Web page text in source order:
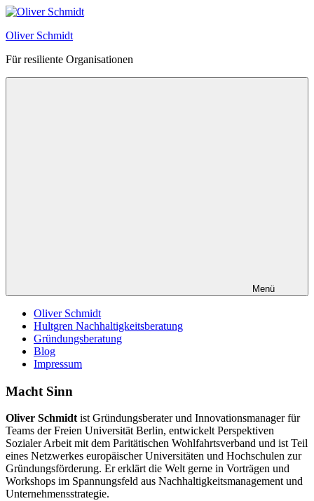
Zum
springen
Oliver Schmidt
Für resiliente Organisationen
Menü
Oliver Schmidt
Hultgren Nachhaltigkeitsberatung
Gründungsberatung
Blog
Impressum
Macht Sinn
Oliver Schmidtist Gründungsberater und Innovationsmanager für
Teams der Freien Universität Berlin, entwickelt Perspektiven
Sozialer Arbeit mit dem Paritätischen Wohlfahrtsverband und ist Teil
eines Netzwerkes europäischer Universitäten und Hochschulen zur
Gründungsförderung. Er erklärt die Welt gerne in Vorträgen und
Workshops im Spannungsfeld aus Nachhaltigkeitsmanagement und
Unternehmensstrategie.